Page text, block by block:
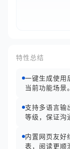
特性总结
一键生成使用
当前功能场景。
支持多语言输
等级，保证沟
内置网页友好
表，阅读更顺